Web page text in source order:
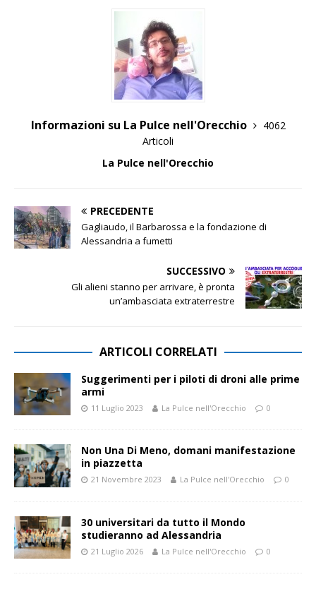
Informazioni su La Pulce nell'Orecchio
4062
Articoli
La Pulce nell'Orecchio
PRECEDENTE
Gagliaudo, il Barbarossa e la fondazione di
Alessandria a fumetti
SUCCESSIVO
Gli alieni stanno per arrivare, è pronta
un’ambasciata extraterrestre
ARTICOLI CORRELATI
Suggerimenti per i piloti di droni alle prime
armi
11 Luglio 2023 La Pulce nell'Orecchio 0
Non Una Di Meno, domani manifestazione
in piazzetta
21 Novembre 2023 La Pulce nell'Orecchio 0
30 universitari da tutto il Mondo
studieranno ad Alessandria
21 Luglio 2026 La Pulce nell'Orecchio 0